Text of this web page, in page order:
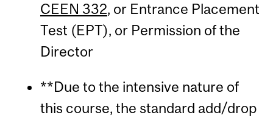
CEEN 332, or Entrance Placement
Test (EPT), or Permission of the
Director
**Due to the intensive nature of
this course, the standard add/drop